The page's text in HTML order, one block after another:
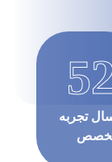
تجربه